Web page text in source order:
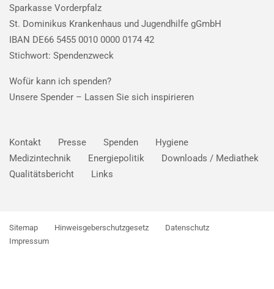
Sparkasse Vorderpfalz
St. Dominikus Krankenhaus und Jugendhilfe gGmbH
IBAN DE66 5455 0010 0000 0174 42
Stichwort: Spendenzweck
Wofür kann ich spenden?
Unsere Spender – Lassen Sie sich inspirieren
Kontakt Presse Spenden
Hygiene
Medizintechnik
Energiepolitik
Downloads / Mediathek
Qualitätsbericht
Links
Sitemap Hinweisgeberschutzgesetz
Datenschutz
Impressum